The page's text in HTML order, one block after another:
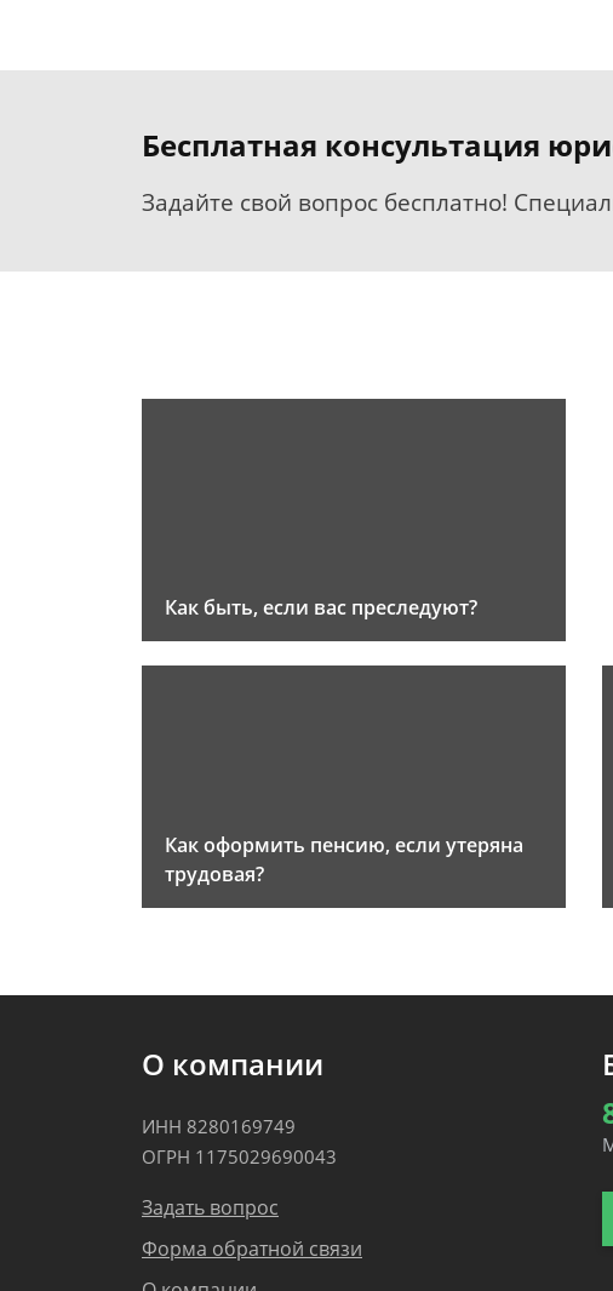
Бесплатная консультация
Задайте свой вопрос бесплатно!
Как быть, если вас преследуют?
Как оформить пенсию, если утеряна
трудовая?
О компании
ИНН 8280169749
ОГРН 1175029690043
Задать вопрос
Форма обратной связи